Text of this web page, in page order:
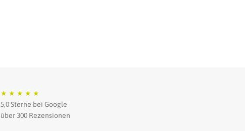
★ ★ ★ ★ ★
5,0 Sterne bei Google
über 300 Rezensionen